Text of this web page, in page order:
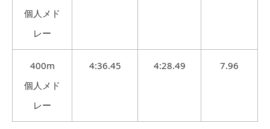
個人メド
レー
400m
個人メド
レー
4:36.45 4:28.49 7.96